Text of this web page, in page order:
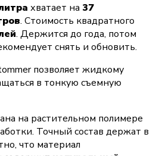
хватает на 37
. Стоимость квадратного
. Держится до года, потом
снять и обновить.
позволяет жидкому
в тонкую съемную
на растительном полимере
Точный состав держат в
что материал